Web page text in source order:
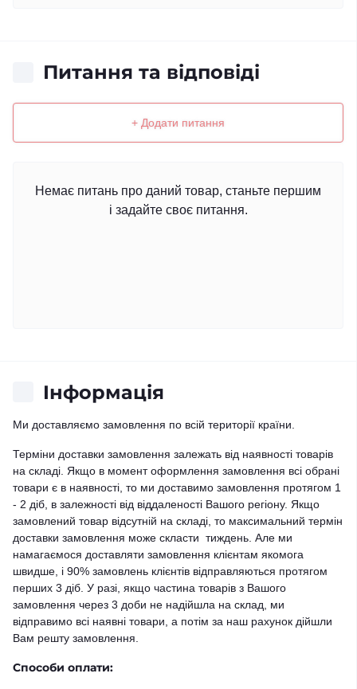
Питання та відповіді
+ Додати питання
Немає питань про даний товар, станьте першим
і задайте своє питання.
Iнформація
Ми доставляємо замовлення по всій території країни.
Терміни доставки замовлення залежать від наявності товарів
на складі. Якщо в момент оформлення замовлення всі обрані
товари є в наявності, то ми доставимо замовлення протягом 1
- 2 діб, в залежності від віддаленості Вашого регіону. Якщо
замовлений товар відсутній на складі, то максимальний термін
доставки замовлення може скласти тиждень. Але ми
намагаємося доставляти замовлення клієнтам якомога
швидше, і 90% замовлень клієнтів відправляються протягом
перших 3 діб. У разі, якщо частина товарів з Вашого
замовлення через 3 доби не надійшла на склад, ми
відправимо всі наявні товари, а потім за наш рахунок дійшли
Вам решту замовлення.
Способи оплати: